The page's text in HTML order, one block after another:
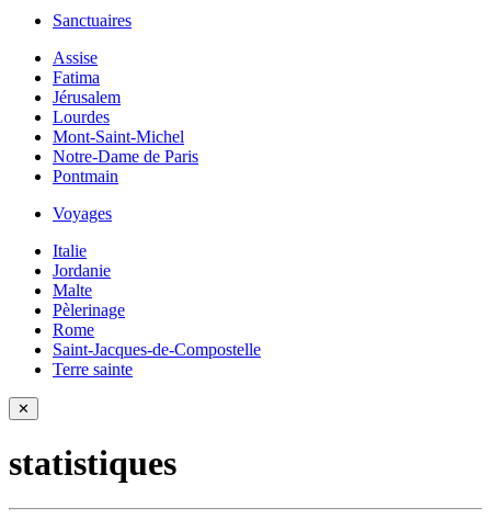
Sanctuaires
Assise
Fatima
Jérusalem
Lourdes
Mont-Saint-Michel
Notre-Dame de Paris
Pontmain
Voyages
Italie
Jordanie
Malte
Pèlerinage
Rome
Saint-Jacques-de-Compostelle
Terre sainte
✕
statistiques